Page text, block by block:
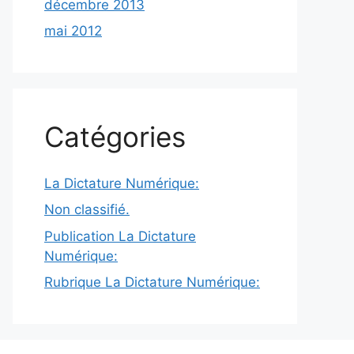
décembre 2013
mai 2012
Catégories
La Dictature Numérique:
Non classifié.
Publication La Dictature
Numérique:
Rubrique La Dictature Numérique: